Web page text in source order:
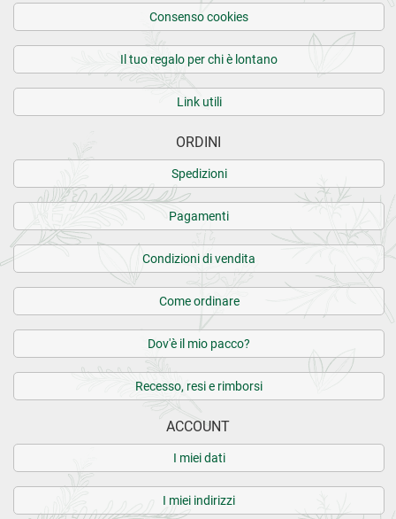
Consenso cookies
Il tuo regalo per chi è lontano
Link utili
ORDINI
Spedizioni
Pagamenti
Condizioni di vendita
Come ordinare
Dov'è il mio pacco?
Recesso, resi e rimborsi
ACCOUNT
I miei dati
I miei indirizzi